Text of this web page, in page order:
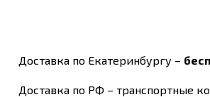
Доставка по Екатеринбургу –
Доставка по РФ – транспортные